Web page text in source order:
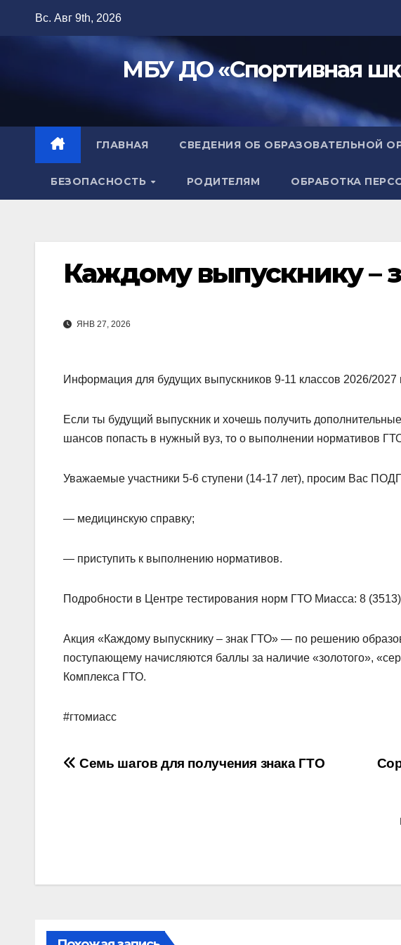
Вс. Авг 9th, 2026
МБУ ДО «Спортивная
ГЛАВНАЯ СВЕДЕНИЯ ОБ ОБРАЗОВАТЕЛЬНОЙ
БЕЗОПАСНОСТЬ РОДИТЕЛЯМ ОБРАБОТКА
Каждому выпускнику –
ЯНВ 27, 2026
Информация для будущих выпускников 9-11 классов 2026/2027
Если ты будущий выпускник и хочешь получить
шансов попасть в нужный вуз, то о выполнении нормативов
Уважаемые участники 5-6 ступени (14-17 лет), просим Вас
— медицинскую справку;
— приступить к выполнению нормативов.
Подробности в Центре тестирования норм ГТО Миасса: 8
Акция «Каждому выпускнику – знак ГТО» — по решению
поступающему начисляются баллы за наличие «золотого»,
Комплекса ГТО.
#гтомиасс
Навигация
Семь шагов для получения знака ГТО